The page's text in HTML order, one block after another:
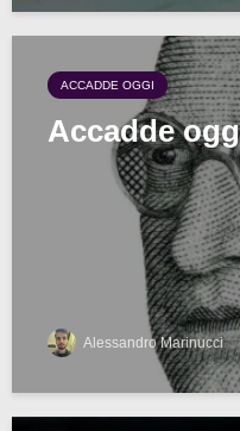
ACCADDE OGGI
Accadde
Alessandro Marinucci